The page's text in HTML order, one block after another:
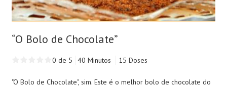
“O Bolo de Chocolate”
0 de 5 40 Minutos 15 Doses
"O Bolo de Chocolate", sim. Este é o melhor bolo de chocolate do